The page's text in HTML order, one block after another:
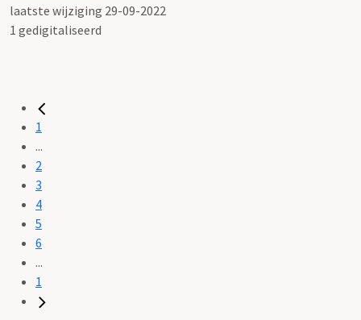
laatste wijziging 29-09-2022
1 gedigitaliseerd
1
...
2
3
4
5
6
...
1